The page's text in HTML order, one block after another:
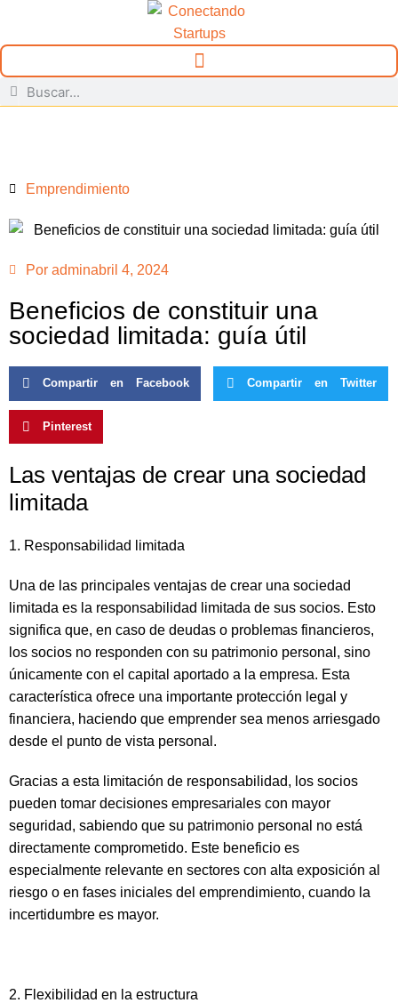
Emprendimiento
Por adminabril 4, 2024
Beneficios de constituir una
sociedad limitada: guía útil
Compartir en Facebook Compartir en Twitter
Pinterest
Las ventajas de crear una sociedad
limitada
1. Responsabilidad limitada
Una de las principales ventajas de crear una sociedad
limitada es la responsabilidad limitada de sus socios. Esto
significa que, en caso de deudas o problemas financieros,
los socios no responden con su patrimonio personal, sino
únicamente con el capital aportado a la empresa. Esta
característica ofrece una importante protección legal y
financiera, haciendo que emprender sea menos arriesgado
desde el punto de vista personal.
Gracias a esta limitación de responsabilidad, los socios
pueden tomar decisiones empresariales con mayor
seguridad, sabiendo que su patrimonio personal no está
directamente comprometido. Este beneficio es
especialmente relevante en sectores con alta exposición al
riesgo o en fases iniciales del emprendimiento, cuando la
incertidumbre es mayor.
2. Flexibilidad en la estructura